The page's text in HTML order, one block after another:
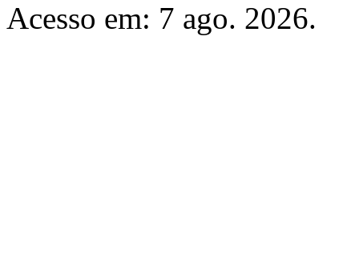
Acesso em: 7 ago. 2026.